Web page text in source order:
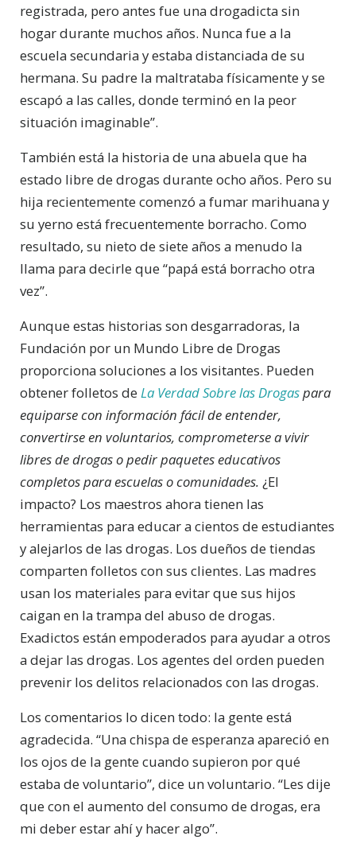
registrada, pero antes fue una drogadicta sin
hogar durante muchos años. Nunca fue a la
escuela secundaria y estaba distanciada de su
hermana. Su padre la maltrataba físicamente y se
escapó a las calles, donde terminó en la peor
situación imaginable”.
También está la historia de una abuela que ha
estado libre de drogas durante ocho años. Pero su
hija recientemente comenzó a fumar marihuana y
su yerno está frecuentemente borracho. Como
resultado, su nieto de siete años a menudo la
llama para decirle que “papá está borracho otra
vez”.
Aunque estas historias son desgarradoras, la
Fundación por un Mundo Libre de Drogas
proporciona soluciones a los visitantes. Pueden
obtener folletos de La Verdad Sobre las Drogaspara
equiparse con información fácil de entender,
convertirse en voluntarios, comprometerse a vivir
libres de drogas o pedir paquetes educativos
completos para escuelas o comunidades. ¿El
impacto? Los maestros ahora tienen las
herramientas para educar a cientos de estudiantes
y alejarlos de las drogas. Los dueños de tiendas
comparten folletos con sus clientes. Las madres
usan los materiales para evitar que sus hijos
caigan en la trampa del abuso de drogas.
Exadictos están empoderados para ayudar a otros
a dejar las drogas. Los agentes del orden pueden
prevenir los delitos relacionados con las drogas.
Los comentarios lo dicen todo: la gente está
agradecida. “Una chispa de esperanza apareció en
los ojos de la gente cuando supieron por qué
estaba de voluntario”, dice un voluntario. “Les dije
que con el aumento del consumo de drogas, era
mi deber estar ahí y hacer algo”.